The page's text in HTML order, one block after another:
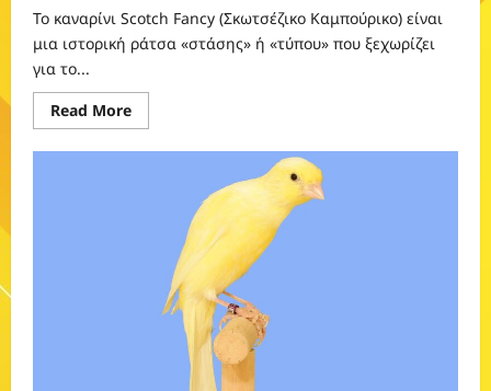
Το καναρίνι Scotch Fancy (Σκωτσέζικο Καμπούρικο) είναι
μια ιστορική ράτσα «στάσης» ή «τύπου» που ξεχωρίζει
για το...
Read MoreRead
more
Σκωτσέζικο